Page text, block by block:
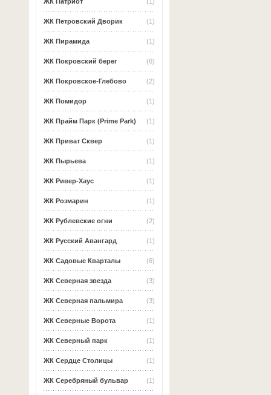
(1)
ЖК Патриот
(1)
ЖК Петровский Дворик
(1)
ЖК Пирамида
(6)
ЖК Покровский берег
(2)
ЖК Покровское-Глебово
(1)
ЖК Помидор
(1)
ЖК Прайм Парк (Prime Park)
(1)
ЖК Приват Сквер
(1)
ЖК Пырьева
(1)
ЖК Ривер-Хаус
(1)
ЖК Розмарин
(2)
ЖК Рублевские огни
(1)
ЖК Русский Авангард
(6)
ЖК Садовые Кварталы
(3)
ЖК Северная звезда
(3)
ЖК Северная пальмира
(1)
ЖК Северные Ворота
(1)
ЖК Северный парк
(1)
ЖК Сердце Столицы
(1)
ЖК Серебряный бульвар